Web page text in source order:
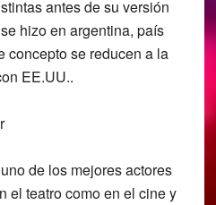
antes de su versión
hizo en argentina, país
concepto se reducen a la
EE.UU..
de los mejores actores
el teatro como en el cine y